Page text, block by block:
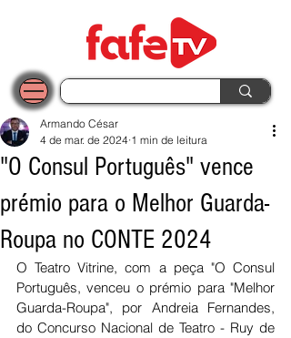
"O Consul Português" vence
prémio para o Melhor Guarda-
Roupa no CONTE 2024
Armando César
4 de mar. de 2024 1 min de leitura
O Teatro Vitrine, com a peça "O Consul
Português, venceu o prémio para "Melhor
Guarda-Roupa", por Andreia Fernandes,
do Concurso Nacional de Teatro - Ruy de